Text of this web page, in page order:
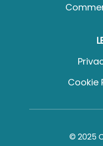
Cookie
© 2025